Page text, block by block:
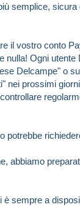
semplice,
il vostro conto
nulla! Ogni
Delcampe" o
nei prossimi
potrebbe
abbiamo
sempre a